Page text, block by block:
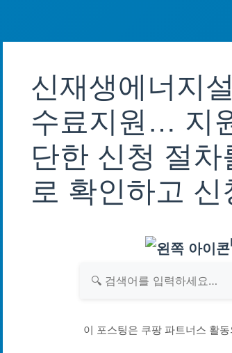
신재생에너지
수료지원… 지
단한 신청 절
로 확인하고 신
이 포스팅은 쿠팡 파트너스 활